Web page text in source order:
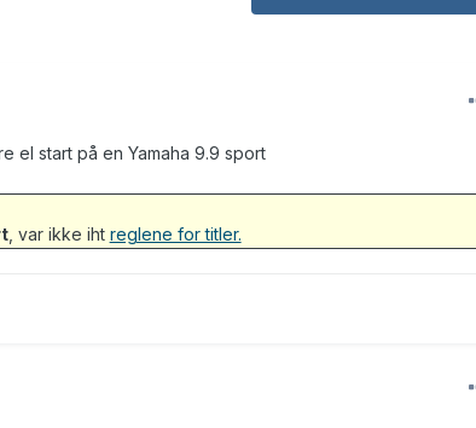
el start på en Yamaha 9.9 sport
, var ikke iht reglene for titler.